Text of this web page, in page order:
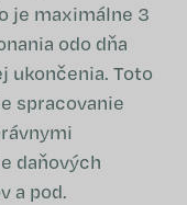
je maximálne 3
odo dňa
ukončenia. Toto
spracovanie
daňových
a pod.